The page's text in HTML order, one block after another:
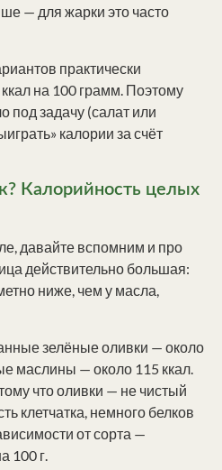
— для жарки это часто
практически
на 100 грамм. Поэтому
под задачу (салат или
калории за счёт
Калорийность целых
давайте вспомним и про
действительно большая:
ниже, чем у масла,
зелёные оливки — около
маслины — около 115 ккал.
что оливки — не чистый
клетчатка, немного белков
от сорта —
100 г.